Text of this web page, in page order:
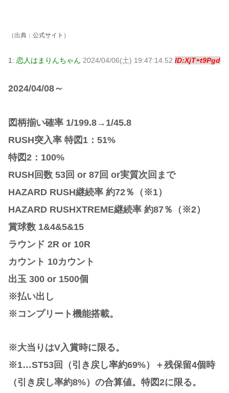
（出典： 公式サイト ）
1: 恋人はまりんちゃん 2024/04/06(土) 19:47:14.52 ID:XjT+t9Pgd
2024/04/08～
図柄揃い確率 1/199.8→1/45.8
RUSH突入率 特図1：51%
特図2：100%
RUSH回数 53回 or 87回 or実質次回まで
HAZARD RUSH継続率 約72％（※1）
HAZARD RUSHXTREME継続率 約87％（※2）
賞球数 1&4&5&15
ラウンド 2R or 10R
カウント 10カウント
出玉 300 or 1500個
※払い出し
※コンプリート機能搭載。
※大当りはV入賞時に限る。
※1…ST53回（引き戻し率約69%）＋残保留4個時
（引き戻し率約8%）の合算値。特図2に限る。